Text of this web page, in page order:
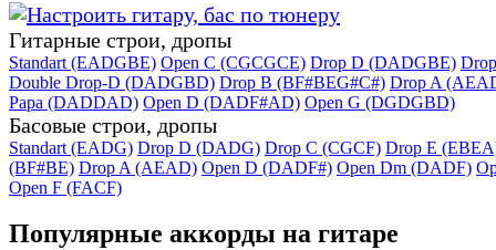
Гитарные строи, дропы
Standart (EADGBE) Open C (CGCGCE) Drop D (DADGBE)
Double Drop-D (DADGBD) Drop B (BF#BEG#C#) Drop A
Papa (DADDAD) Open D (DADF#AD) Open G (DGDGBD)
Басовые строи, дропы
Standart (EADG) Drop D (DADG) Drop C (CGCF) Drop E
(BF#BE) Drop A (AEAD) Open D (DADF#) Open Dm (DADF)
Open F (FACF)
Популярные аккорды на гитаре